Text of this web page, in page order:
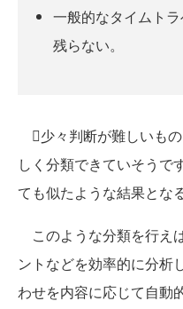
一般的なタイムト
残らない。
少々判断が難しいも
しく分類できていそうで
ても似たような結果とな
このような分類を行え
ントなどを効率的に分析
わせを内容に応じて自動